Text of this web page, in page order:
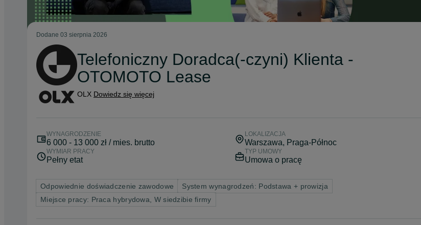
Dodane 03 sierpnia 2026
Telefoniczny Doradca(-czyni) Klienta -
OTOMOTO Lease
OLX Dowiedz się więcej
WYNAGRODZENIE
6 000 - 13 000 zł / mies. brutto
LOKALIZACJA
Warszawa, Praga-Północ
WYMIAR PRACY
Pełny etat
TYP UMOWY
Umowa o pracę
Odpowiednie doświadczenie zawodowe
System wynagrodzeń: Podstawa + prowizja
Miejsce pracy: Praca hybrydowa, W siedzibie firmy